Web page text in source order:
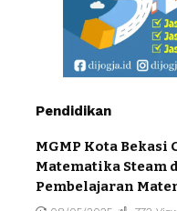
Pendidikan
MGMP Kota Bekasi
Matematika Steam
Pembelajaran